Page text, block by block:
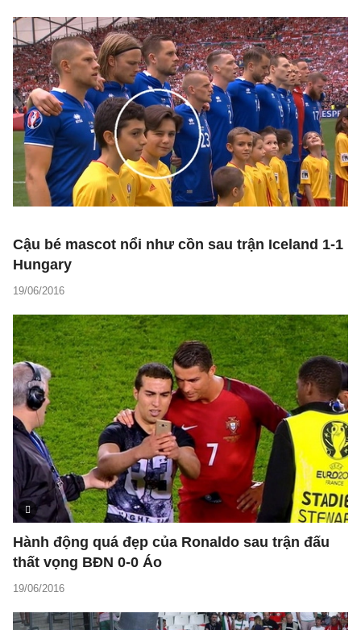
Cậu bé mascot nổi như cồn sau trận Iceland 1-1
Hungary
19/06/2016
Hành động quá đẹp của Ronaldo sau trận đấu
thất vọng BĐN 0-0 Áo
19/06/2016